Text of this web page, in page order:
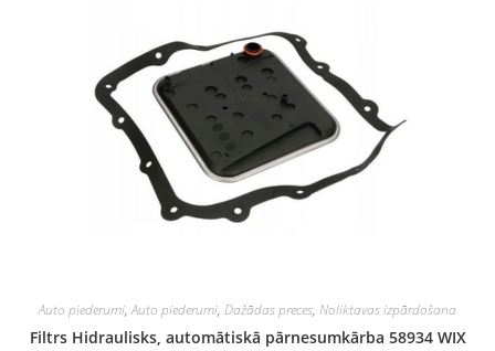
Auto piederumi,Auto piederumi, Dažādas preces, Noliktavas izpārdošana
Filtrs Hidraulisks, automātiskā pārnesumkārba 58934 WIX